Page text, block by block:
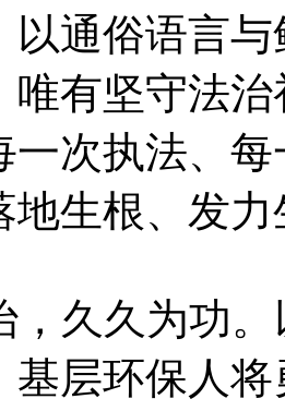
以通俗语言
唯有坚守法
一次执法、
地生根、发力
久久为功。
基层环保人